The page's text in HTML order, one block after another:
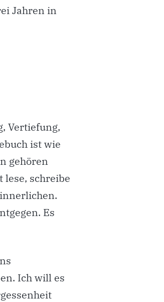
Jahren in
Vertiefung,
ist wie
gehören
lese, schreibe
Es
Ich will es